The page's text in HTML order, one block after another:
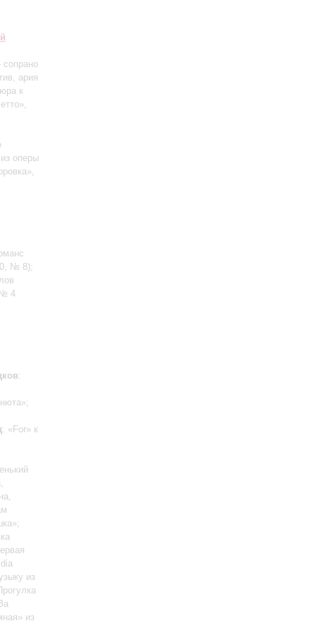
сопрано
ария
к
оперы
№ 8);
4
:
: «For» к
из
из